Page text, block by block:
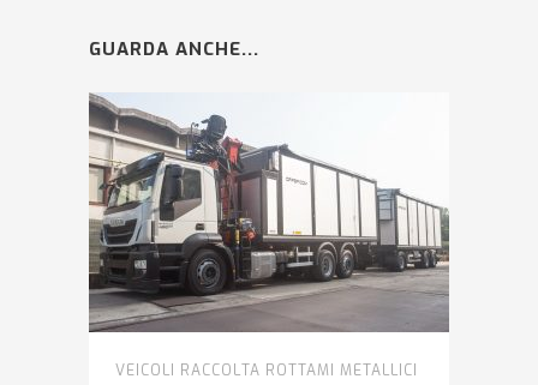
GUARDA ANCHE...
VEICOLI RACCOLTA ROTTAMI METALLICI